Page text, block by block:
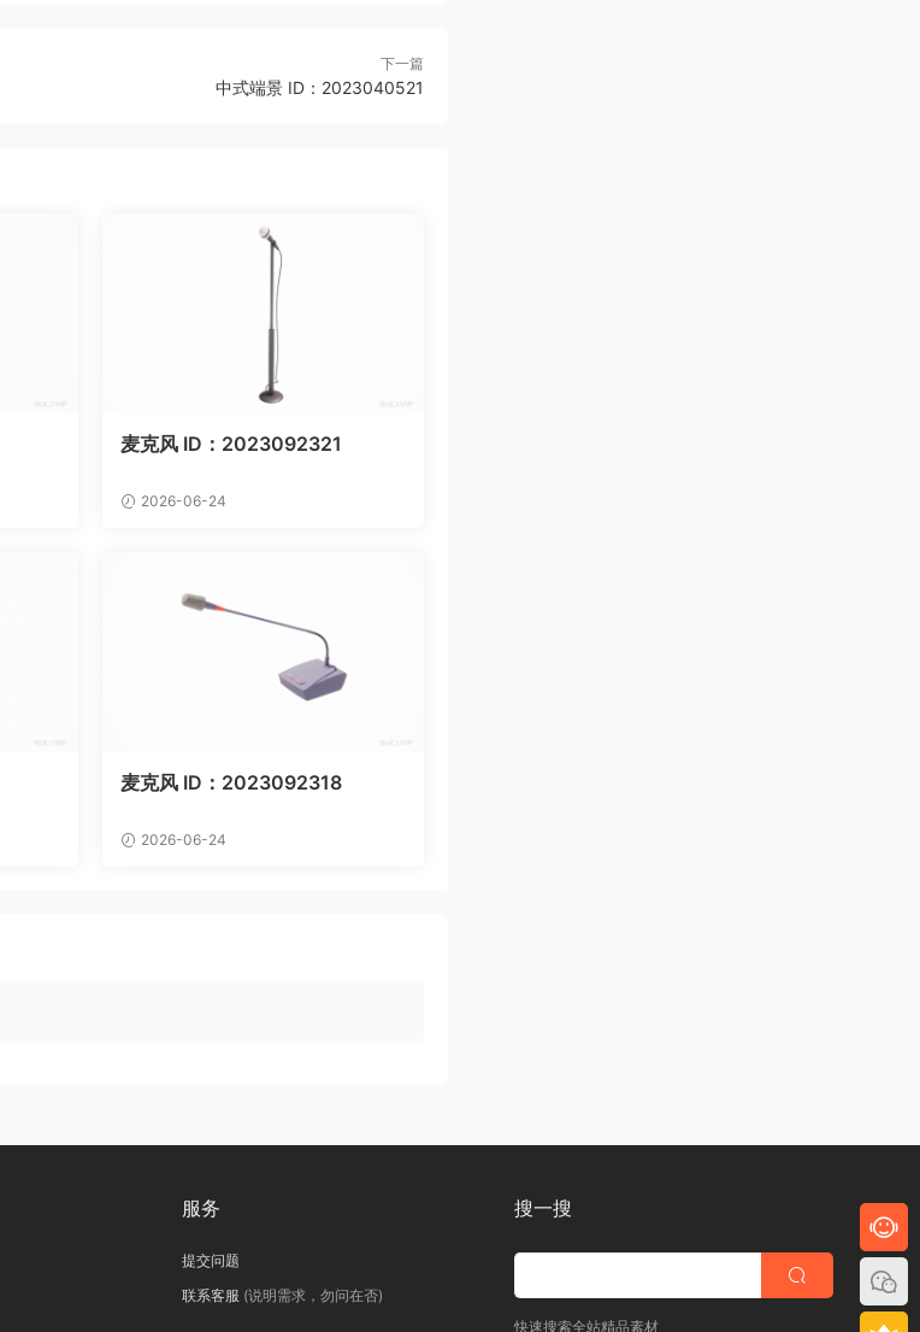
下一篇
中式端景 ID：2023040521
麦克风 ID：2023092321
2026-06-24
麦克风 ID：2023092318
2026-06-24
服务
提交问题
联系客服 (说明需求，勿问在否)
搜一搜
快速搜索全站精品素材